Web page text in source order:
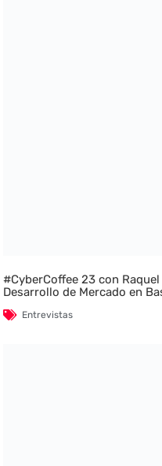
#CyberCoffee 23 con
Desarrollo de Mercado en
Entrevistas